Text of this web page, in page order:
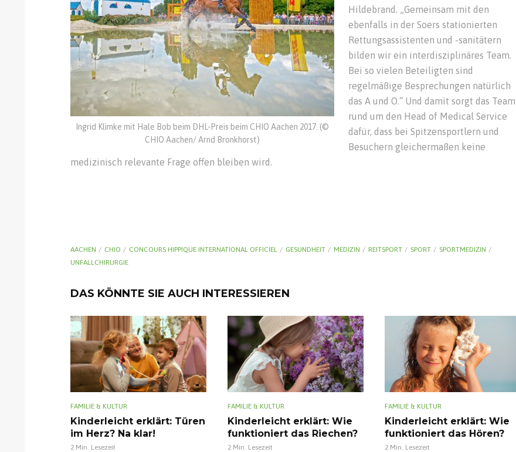
Ingrid Klimke mit Hale Bob beim DHL-Preis beim CHIO Aachen 2017. (©
CHIO Aachen/ Arnd Bronkhorst)
Hildebrand. „Gemeinsam mit den
ebenfalls in der Soers stationierten
Rettungsassistenten und -sanitätern
bilden wir ein interdisziplinäres Team.
Bei so vielen Beteiligten sind
regelmäßige Besprechungen natürlich
das A und O.“ Und damit sorgt das Team
rund um den Head of Medical Service
dafür, dass bei Spitzensportlern und
Besuchern gleichermaßen keine
medizinisch relevante Frage offen bleiben wird.
AACHEN CHIO CONCOURS HIPPIQUE INTERNATIONAL OFFICIEL GESUNDHEIT MEDIZIN REITSPORT SPORT
SPORTMEDIZIN
UNFALLCHIRURGIE
DAS KÖNNTE SIE AUCH INTERESSIEREN
FAMILIE & KULTUR
Kinderleicht erklärt: Türen
im Herz? Na klar!
2 Min. Lesezeit
FAMILIE & KULTUR
Kinderleicht erklärt: Wie
funktioniert das Riechen?
2 Min. Lesezeit
FAMILIE & KULTUR
Kinderleicht erklärt: Wie
funktioniert das Hören?
2 Min. Lesezeit